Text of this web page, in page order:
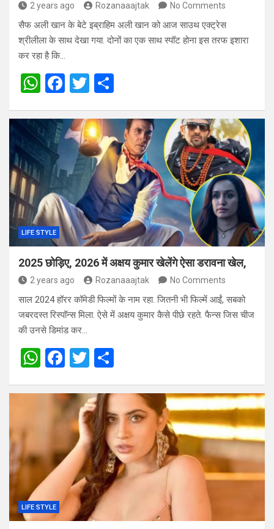
2 years ago Rozanaaajtak No Comments
सैफ अली खान के बेटे इब्राहिम अली खान को आज साउथ एक्ट्रेस
श्रीलीला के साथ देखा गया. दोनों का एक साथ स्पॉट होना इस तरफ इशारा
कर रहा है कि…
W
at
s
A
p
p
F
ce
b
o
o
k
T
tt
er
ar
e
LIFE STYLE
2025 छोड़िए, 2026 में अक्षय कुमार खेलेंगे ऐसा डरावना खेल,
2 years ago Rozanaaajtak No Comments
साल 2024 हॉरर कॉमेडी फिल्मों के नाम रहा. जितनी भी फिल्में आईं, सबको
जबरदस्त रिस्पॉन्स मिला. ऐसे में अक्षय कुमार कैसे पीछे रहते. फैन्स जिस चीज
की उनसे डिमांड कर…
W
at
p
p
F
ce
b
o
o
k
T
tt
er
ar
e
LIFE STYLE